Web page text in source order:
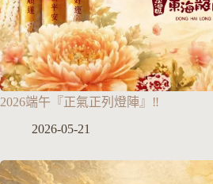
2026端午『正氣正列燈陣』‼️
2026-05-21